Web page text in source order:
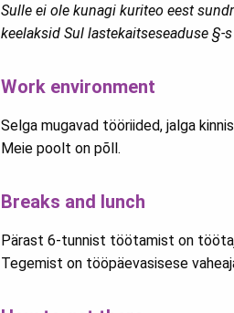
Sulle ei ole kunagi kuriteo eest
keelaksid Sul lastekaitseseaduse §-
Work environment
Selga mugavad tööriided, jalga
Meie poolt on põll.
Breaks and lunch
Pärast 6-tunnist töötamist on
Tegemist on tööpäevasisese